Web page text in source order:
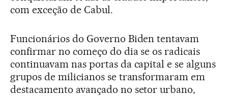
com exceção de Cabul.
Funcionários do Governo Biden tentavam
confirmar no começo do dia se os radicais
continuavam nas portas da capital e se alguns
grupos de milicianos se transformaram em
destacamento avançado no setor urbano,